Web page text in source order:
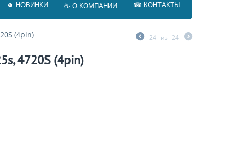
☻ НОВИНКИ ☕ О КОМПАНИИ ☎ КОНТАКТЫ
(4pin) 24 из 24
4720S (4pin)